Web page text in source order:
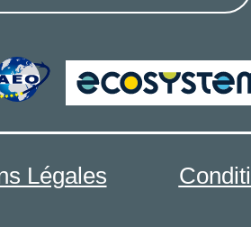
Légales